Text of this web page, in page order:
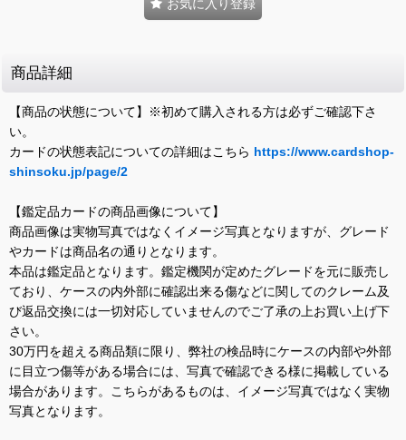
お気に入り登録
商品詳細
【商品の状態について】※初めて購入される方は必ずご確認下さ
い。
カードの状態表記についての詳細はこちら https://www.cardshop-
shinsoku.jp/page/2
【鑑定品カードの商品画像について】
商品画像は実物写真ではなくイメージ写真となりますが、グレード
やカードは商品名の通りとなります。
本品は鑑定品となります。鑑定機関が定めたグレードを元に販売し
ており、ケースの内外部に確認出来る傷などに関してのクレーム及
び返品交換には一切対応していませんのでご了承の上お買い上げ下
さい。
30万円を超える商品類に限り、弊社の検品時にケースの内部や外部
に目立つ傷等がある場合には、写真で確認できる様に掲載している
場合があります。こちらがあるものは、イメージ写真ではなく実物
写真となります。